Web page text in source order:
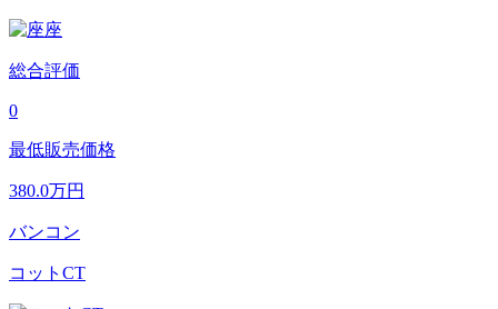
総合評価
0
最低販売価格
380.0万円
バンコン
コットCT